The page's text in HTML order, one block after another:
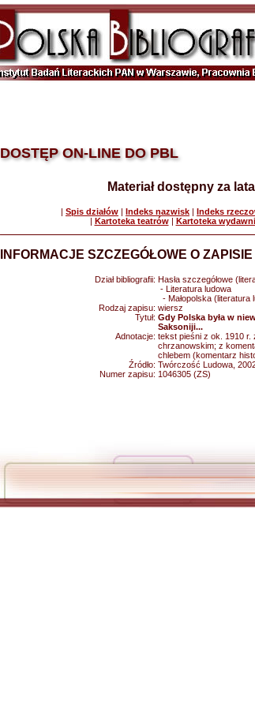
DOSTĘP ON-LINE DO PBL
Materiał dostępny za
| Spis działów | Indeks nazwisk | Indeks
| Kartoteka teatrów| Kartoteka
INFORMACJE SZCZEGÓŁOWE O ZAPISIE
Dział bibliografii: Hasła szczegółowe
- Literatura ludowa
- Małopolska (literatura
Rodzaj zapisu: wiersz
Tytuł: Gdy Polska była w
Saksoniji...
Adnotacje: tekst pieśni z ok. 1910 r.
chrzanowskim; z
chlebem (komentarz
Źródło: Twórczość Ludowa,
Numer zapisu: 1046305 (ZS)